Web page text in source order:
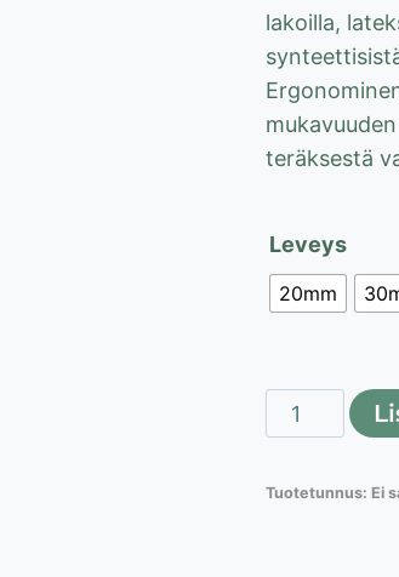
lakoilla,
teräksestä
Leveys
20mm
PREMIUM
sivellin
maaleille
Tuotetunnus: Ei